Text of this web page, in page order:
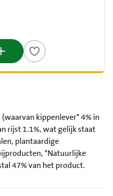
kippenlever* 4% in
rijst 1.1%, wat gelijk staat
plantaardige
*Natuurlijke
47% van het product.